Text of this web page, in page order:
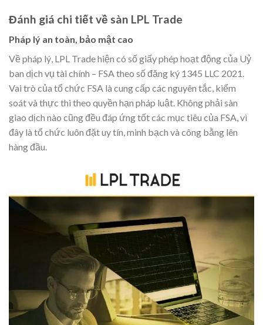
Đánh giá chi tiết về sàn LPL Trade
Pháp lý an toàn, bảo mật cao
Về pháp lý, LPL Trade hiện có số giấy phép hoạt động của Uỷ
ban dịch vụ tài chính – FSA theo số đăng ký 1345 LLC 2021.
Vai trò của tổ chức FSA là cung cấp các nguyên tắc, kiểm
soát và thực thi theo quyền hạn pháp luật. Không phải sàn
giao dịch nào cũng đều đáp ứng tốt các mục tiêu của FSA, vì
đây là tổ chức luôn đặt uy tín, minh bạch và công bằng lên
hàng đầu.